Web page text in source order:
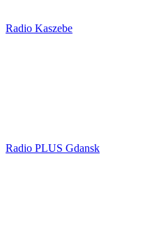
Radio Kaszebe
Radio PLUS Gdansk